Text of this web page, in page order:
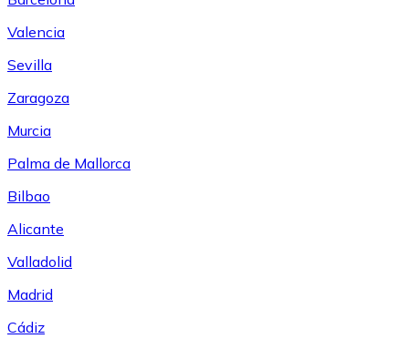
Valencia
Sevilla
Zaragoza
Murcia
Palma de Mallorca
Bilbao
Alicante
Valladolid
Madrid
Cádiz